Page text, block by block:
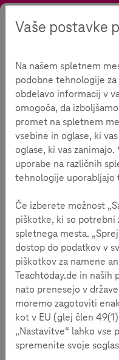
Savjeti o
Ponuda Teme Savjeti o
kroz realne životne
spriječe, zaustave i
Istraživanje UNICEF-a
kampanje Zaustavimo
djece uzrasta 9-11
najčešće mu pristupa
uzrasta imaju najslabije
za podrškom. Naime,
bezbjedno na internetu i
na internetu prema njima
Vaše postavke
Na našem spletnem
podobne tehnologije
obdelavo informacij v
omogoča, da
promet na spletnem
vsebine in oglase, ki
oglase, ki vas
uporabe na različnih
tehnologije uporabljajo
Če izberete možnost
piškotke, ki so potrebni
spletnega mesta.
dostop do podatkov v
piškotkov za namene
Teachtoday.de in naših
nato prenesejo v
moremo zagotoviti
kot v EU (glej člen
„Nastavitve“ lahko vse
spremenite svoje